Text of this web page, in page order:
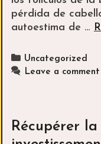
pérdida de
autoestima de …
Categories
Uncategorized
Leave a comment
Récupérer